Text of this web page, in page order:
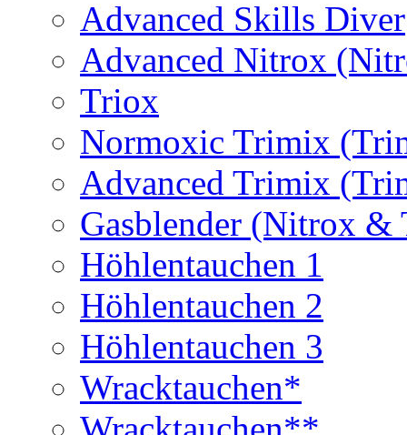
Advanced Skills Diver
Advanced Nitrox
Triox
Normoxic Trimix
Advanced Trimix
Gasblender (Nitrox
Höhlentauchen 1
Höhlentauchen 2
Höhlentauchen 3
Wracktauchen*